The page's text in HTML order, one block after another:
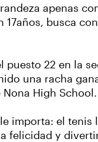
apenas
17años, busca
puesto 22 en la
una racha
Nona High School.
importa: el
felicidad y